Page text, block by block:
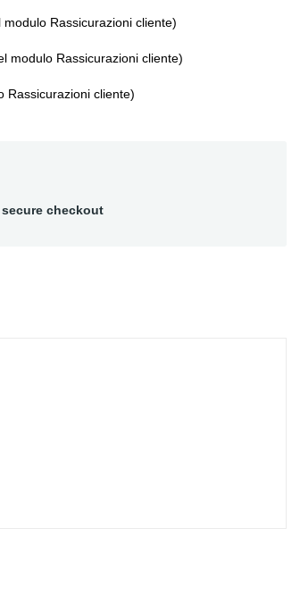
Rassicurazioni cliente)
modulo Rassicurazioni cliente)
Rassicurazioni cliente)
checkout